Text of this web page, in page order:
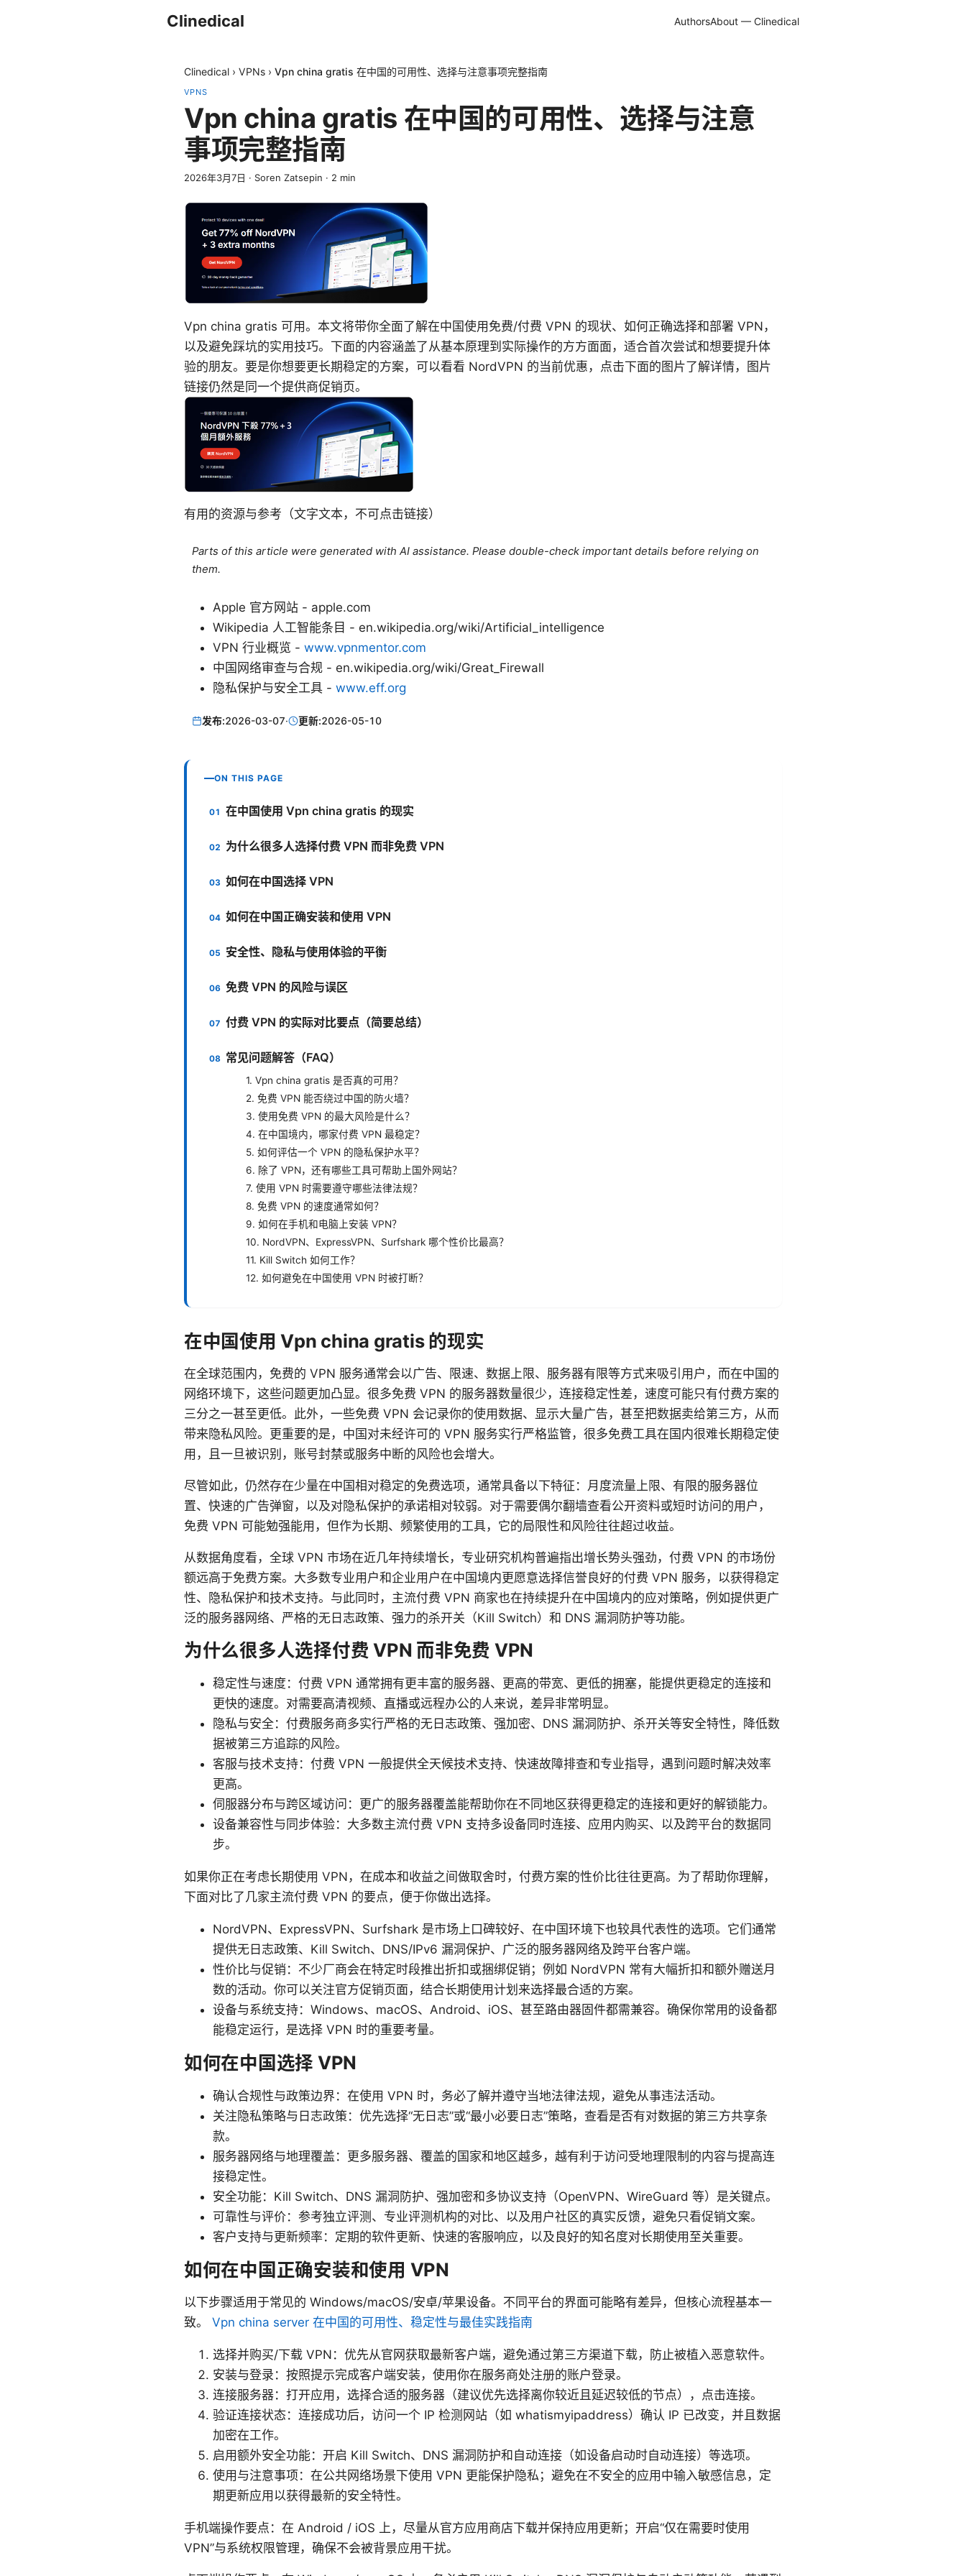
Clinedical AuthorsAbout — Clinedical
Clinedical › VPNs › Vpn china gratis 在中国的可用性、选择与注意事项完整指南
VPNS
Vpn china gratis 在中国的可用性、选择与注意
事项完整指南
2026年3月7日 · Soren Zatsepin · 2 min
Vpn china gratis 可用。本文将带你全面了解在中国使用免费/付费 VPN 的现状、如何正确选择和部署 VPN，
以及避免踩坑的实用技巧。下面的内容涵盖了从基本原理到实际操作的方方面面，适合首次尝试和想要提升体
验的朋友。要是你想要更长期稳定的方案，可以看看 NordVPN 的当前优惠，点击下面的图片了解详情，图片
链接仍然是同一个提供商促销页。
有用的资源与参考（文字文本，不可点击链接）
Parts of this article were generated with AI assistance. Please double-check important details before relying on
them.
Apple 官方网站 - apple.com
Wikipedia 人工智能条目 - en.wikipedia.org/wiki/Artificial_intelligence
VPN 行业概览 - www.vpnmentor.com
中国网络审查与合规 - en.wikipedia.org/wiki/Great_Firewall
隐私保护与安全工具 - www.eff.org
发布:2026-03-07· 更新:2026-05-10
ON THIS PAGE
在中国使用 Vpn china gratis 的现实
为什么很多人选择付费 VPN 而非免费 VPN
如何在中国选择 VPN
如何在中国正确安装和使用 VPN
安全性、隐私与使用体验的平衡
免费 VPN 的风险与误区
付费 VPN 的实际对比要点（简要总结）
常见问题解答（FAQ）
1. Vpn china gratis 是否真的可用？
2. 免费 VPN 能否绕过中国的防火墙？
3. 使用免费 VPN 的最大风险是什么？
4. 在中国境内，哪家付费 VPN 最稳定？
5. 如何评估一个 VPN 的隐私保护水平？
6. 除了 VPN，还有哪些工具可帮助上国外网站？
7. 使用 VPN 时需要遵守哪些法律法规？
8. 免费 VPN 的速度通常如何？
9. 如何在手机和电脑上安装 VPN？
10. NordVPN、ExpressVPN、Surfshark 哪个性价比最高？
11. Kill Switch 如何工作？
12. 如何避免在中国使用 VPN 时被打断？
在中国使用 Vpn china gratis 的现实
在全球范围内，免费的 VPN 服务通常会以广告、限速、数据上限、服务器有限等方式来吸引用户，而在中国的
网络环境下，这些问题更加凸显。很多免费 VPN 的服务器数量很少，连接稳定性差，速度可能只有付费方案的
三分之一甚至更低。此外，一些免费 VPN 会记录你的使用数据、显示大量广告，甚至把数据卖给第三方，从而
带来隐私风险。更重要的是，中国对未经许可的 VPN 服务实行严格监管，很多免费工具在国内很难长期稳定使
用，且一旦被识别，账号封禁或服务中断的风险也会增大。
尽管如此，仍然存在少量在中国相对稳定的免费选项，通常具备以下特征：月度流量上限、有限的服务器位
置、快速的广告弹窗，以及对隐私保护的承诺相对较弱。对于需要偶尔翻墙查看公开资料或短时访问的用户，
免费 VPN 可能勉强能用，但作为长期、频繁使用的工具，它的局限性和风险往往超过收益。
从数据角度看，全球 VPN 市场在近几年持续增长，专业研究机构普遍指出增长势头强劲，付费 VPN 的市场份
额远高于免费方案。大多数专业用户和企业用户在中国境内更愿意选择信誉良好的付费 VPN 服务，以获得稳定
性、隐私保护和技术支持。与此同时，主流付费 VPN 商家也在持续提升在中国境内的应对策略，例如提供更广
泛的服务器网络、严格的无日志政策、强力的杀开关（Kill Switch）和 DNS 漏洞防护等功能。
为什么很多人选择付费 VPN 而非免费 VPN
稳定性与速度：付费 VPN 通常拥有更丰富的服务器、更高的带宽、更低的拥塞，能提供更稳定的连接和
更快的速度。对需要高清视频、直播或远程办公的人来说，差异非常明显。
隐私与安全：付费服务商多实行严格的无日志政策、强加密、DNS 漏洞防护、杀开关等安全特性，降低数
据被第三方追踪的风险。
客服与技术支持：付费 VPN 一般提供全天候技术支持、快速故障排查和专业指导，遇到问题时解决效率
更高。
伺服器分布与跨区域访问：更广的服务器覆盖能帮助你在不同地区获得更稳定的连接和更好的解锁能力。
设备兼容性与同步体验：大多数主流付费 VPN 支持多设备同时连接、应用内购买、以及跨平台的数据同
步。
如果你正在考虑长期使用 VPN，在成本和收益之间做取舍时，付费方案的性价比往往更高。为了帮助你理解，
下面对比了几家主流付费 VPN 的要点，便于你做出选择。
NordVPN、ExpressVPN、Surfshark 是市场上口碑较好、在中国环境下也较具代表性的选项。它们通常
提供无日志政策、Kill Switch、DNS/IPv6 漏洞保护、广泛的服务器网络及跨平台客户端。
性价比与促销：不少厂商会在特定时段推出折扣或捆绑促销；例如 NordVPN 常有大幅折扣和额外赠送月
数的活动。你可以关注官方促销页面，结合长期使用计划来选择最合适的方案。
设备与系统支持：Windows、macOS、Android、iOS、甚至路由器固件都需兼容。确保你常用的设备都
能稳定运行，是选择 VPN 时的重要考量。
如何在中国选择 VPN
确认合规性与政策边界：在使用 VPN 时，务必了解并遵守当地法律法规，避免从事违法活动。
关注隐私策略与日志政策：优先选择“无日志”或“最小必要日志”策略，查看是否有对数据的第三方共享条
款。
服务器网络与地理覆盖：更多服务器、覆盖的国家和地区越多，越有利于访问受地理限制的内容与提高连
接稳定性。
安全功能：Kill Switch、DNS 漏洞防护、强加密和多协议支持（OpenVPN、WireGuard 等）是关键点。
可靠性与评价：参考独立评测、专业评测机构的对比、以及用户社区的真实反馈，避免只看促销文案。
客户支持与更新频率：定期的软件更新、快速的客服响应，以及良好的知名度对长期使用至关重要。
如何在中国正确安装和使用 VPN
以下步骤适用于常见的 Windows/macOS/安卓/苹果设备。不同平台的界面可能略有差异，但核心流程基本一
致。 Vpn china server 在中国的可用性、稳定性与最佳实践指南
选择并购买/下载 VPN：优先从官网获取最新客户端，避免通过第三方渠道下载，防止被植入恶意软件。
安装与登录：按照提示完成客户端安装，使用你在服务商处注册的账户登录。
连接服务器：打开应用，选择合适的服务器（建议优先选择离你较近且延迟较低的节点），点击连接。
验证连接状态：连接成功后，访问一个 IP 检测网站（如 whatismyipaddress）确认 IP 已改变，并且数据
加密在工作。
启用额外安全功能：开启 Kill Switch、DNS 漏洞防护和自动连接（如设备启动时自动连接）等选项。
使用与注意事项：在公共网络场景下使用 VPN 更能保护隐私；避免在不安全的应用中输入敏感信息，定
期更新应用以获得最新的安全特性。
手机端操作要点：在 Android / iOS 上，尽量从官方应用商店下载并保持应用更新；开启“仅在需要时使用
VPN”与系统权限管理，确保不会被背景应用干扰。